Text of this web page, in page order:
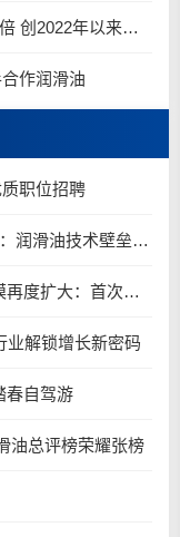
埃克森美孚（XOM）二季度利润同比翻倍 创2022年以来新高
作润滑油
职位招聘
2、从 API SP 到 SQ，从 GF-6 到 GF-7：润滑油技术壁垒再升高，你准备好了吗？
3、2025年Automechanika Shanghai规模再度扩大：首次启用国家会展中心（上海）全部15个展馆
业解锁增长新密码​
春自驾游
油总评榜荣耀张榜